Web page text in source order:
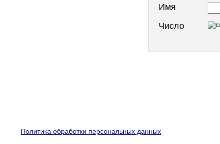
Имя
Число
Политика обработки персональных данных